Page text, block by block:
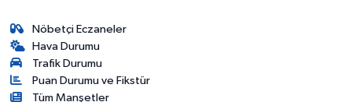
Nöbetçi Eczaneler
Hava Durumu
Trafik Durumu
Puan Durumu ve Fikstür
Tüm Manşetler